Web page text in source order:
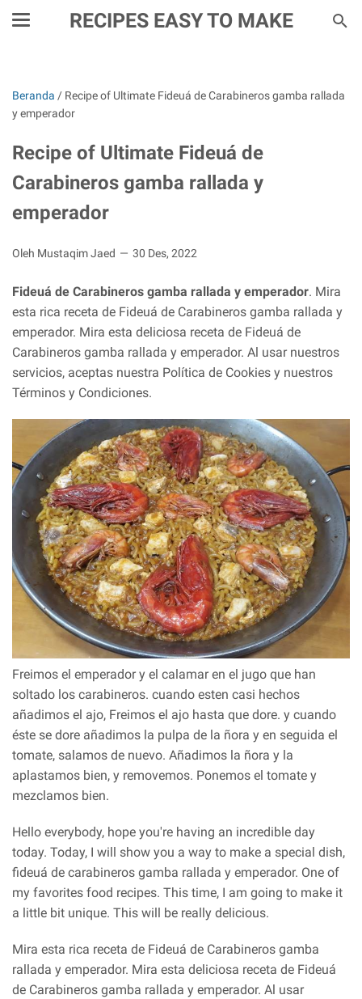
RECIPES EASY TO MAKE
Beranda / Recipe of Ultimate Fideuá de Carabineros gamba rallada
y emperador
Recipe of Ultimate Fideuá de
Carabineros gamba rallada y
emperador
Oleh Mustaqim Jaed 30 Des, 2022
Fideuá de Carabineros gamba rallada y emperador. Mira
esta rica receta de Fideuá de Carabineros gamba rallada y
emperador. Mira esta deliciosa receta de Fideuá de
Carabineros gamba rallada y emperador. Al usar nuestros
servicios, aceptas nuestra Política de Cookies y nuestros
Términos y Condiciones.
Freimos el emperador y el calamar en el jugo que han
soltado los carabineros. cuando esten casi hechos
añadimos el ajo, Freimos el ajo hasta que dore. y cuando
éste se dore añadimos la pulpa de la ñora y en seguida el
tomate, salamos de nuevo. Añadimos la ñora y la
aplastamos bien, y removemos. Ponemos el tomate y
mezclamos bien.
Hello everybody, hope you're having an incredible day
today. Today, I will show you a way to make a special dish,
fideuá de carabineros gamba rallada y emperador. One of
my favorites food recipes. This time, I am going to make it
a little bit unique. This will be really delicious.
Mira esta rica receta de Fideuá de Carabineros gamba
rallada y emperador. Mira esta deliciosa receta de Fideuá
de Carabineros gamba rallada y emperador. Al usar